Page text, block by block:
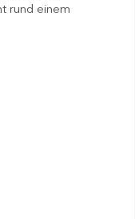
rund einem